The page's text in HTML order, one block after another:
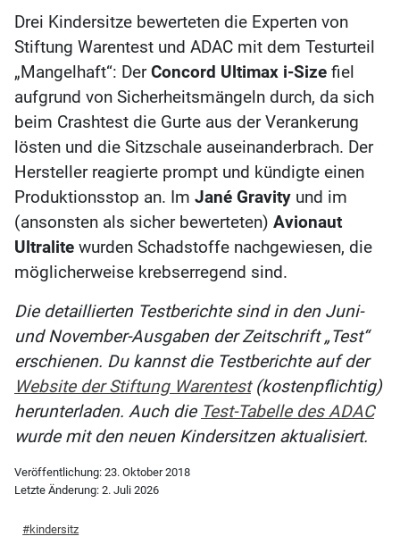
Drei Kindersitze bewerteten die Experten von
Stiftung Warentest und ADAC mit dem Testurteil
„Mangelhaft“: DerConcord Ultimax i-Size fiel
aufgrund von Sicherheitsmängeln durch, da sich
beim Crashtest die Gurte aus der Verankerung
lösten und die Sitzschale auseinanderbrach. Der
Hersteller reagierte prompt und kündigte einen
Produktionsstop an. Im Jané Gravity und im
(ansonsten als sicher bewerteten) Avionaut
Ultralite wurden Schadstoffe nachgewiesen, die
möglicherweise krebserregend sind.
Die detaillierten Testberichte sind in den Juni-
und November-Ausgaben der Zeitschrift „Test“
erschienen. Du kannst die Testberichte auf der
Website der Stiftung Warentest(kostenpflichtig)
herunterladen. Auch die Test-Tabelle des ADAC
wurde mit den neuen Kindersitzen aktualisiert.
Veröffentlichung: 23. Oktober 2018
Letzte Änderung: 2. Juli 2026
kindersitz